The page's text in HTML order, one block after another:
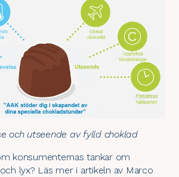
och utseende av fylld choklad
konsumenternas tankar om
lyx? Läs mer i artikeln av Marco